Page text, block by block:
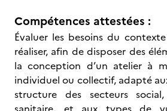
Compétences attestées :
Évaluer les besoins du
réaliser, afin de disposer des
la conception d’un atelier à
individuel ou collectif, adapté
structure des secteurs